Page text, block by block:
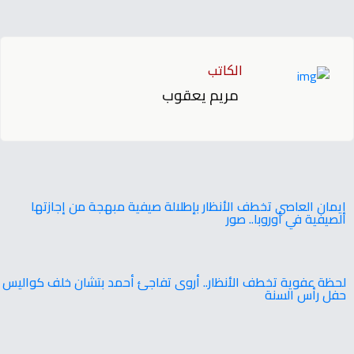
الكاتب
مريم يعقوب
إيمان العاصي تخطف الأنظار بإطلالة صيفية مبهجة من إجازتها
الصيفية في أوروبا.. صور
‬حفل‭ ‬رأس‭ ‬السنة